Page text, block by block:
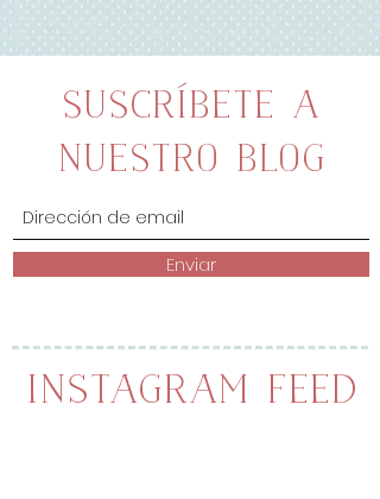
todo lo relacionado con este mundillo.
Suscríbete a
nuestro blog
Enviar
Instagram Feed